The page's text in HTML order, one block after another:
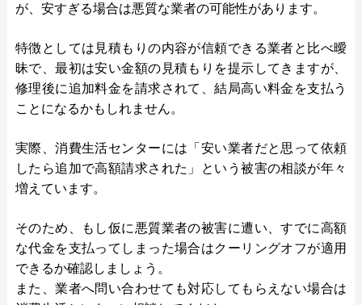
が、安すぎる場合は悪質な業者の可能性があります。
特徴としては見積もりの内容が信頼できる業者と比べ曖
昧で、最初は安い金額の見積もりを提示してきますが、
修理後に追加料金を請求されて、結局高い料金を支払う
ことになるかもしれません。
実際、消費生活センターには「安い業者だと思って依頼
したら追加で高額請求された」という被害の相談が年々
増えています。
そのため、もし仮に悪質業者の被害に遭い、すでに高額
な代金を支払ってしまった場合はクーリングオフが適用
できるか確認しましょう。
また、業者へ問い合わせても対応してもらえない場合は